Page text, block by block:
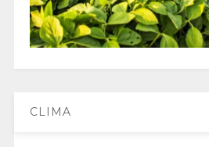
CLIMA